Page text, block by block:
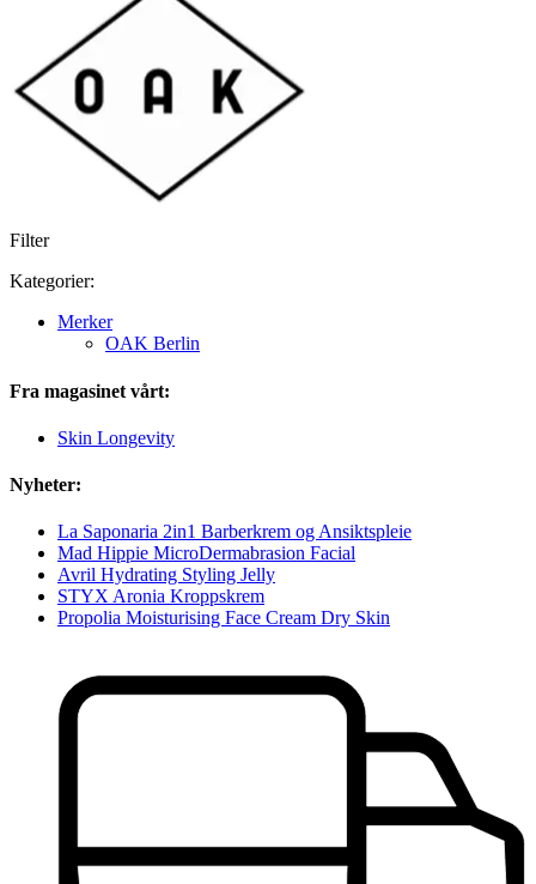
Filter
Kategorier:
Merker
OAK Berlin
Fra magasinet vårt:
Skin Longevity
Nyheter:
La Saponaria 2in1 Barberkrem og Ansiktspleie
Mad Hippie MicroDermabrasion Facial
Avril Hydrating Styling Jelly
STYX Aronia Kroppskrem
Propolia Moisturising Face Cream Dry Skin